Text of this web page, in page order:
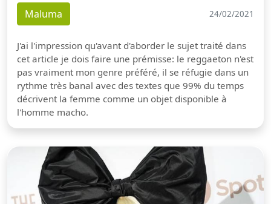
Maluma 24/02/2021
J'ai l'impression qu'avant d'aborder le sujet traité dans
cet article je dois faire une prémisse: le reggaeton n'est
pas vraiment mon genre préféré, il se réfugie dans un
rythme très banal avec des textes que 99% du temps
décrivent la femme comme un objet disponible à
l'homme macho.